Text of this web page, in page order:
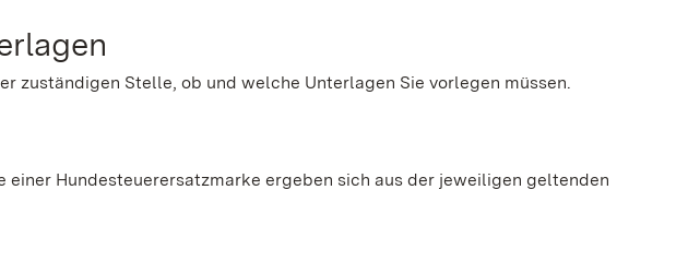
zuständigen Stelle, ob und welche Unterlagen Sie vorlegen müssen.
einer Hundesteuerersatzmarke ergeben sich aus der jeweiligen geltenden